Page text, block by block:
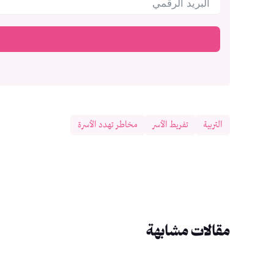
التربية تفريط الأسر مخاطر تهدد الأسرة
مقالات مشابهة